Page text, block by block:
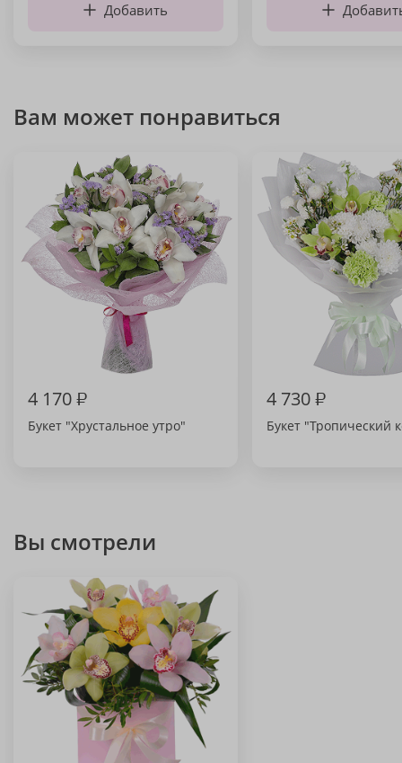
Добавить
Вам может понравиться
4 170₽
Букет "Хрустальное утро"
4 730₽
Букет "Тропический
Вы смотрели